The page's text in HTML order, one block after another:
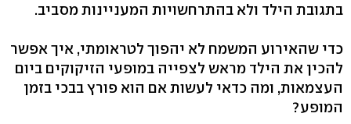
בתגובת הילד ולא בהתרחשויות המעניינות מסביב.
כדי שהאירוע המשמח לא יהפוך לטראומתי, איך אפשר
להכין את הילד מראש לצפייה במופעי הזיקוקים ביום
העצמאות, ומה כדאי לעשות אם הוא פורץ בבכי בזמן
המופע?